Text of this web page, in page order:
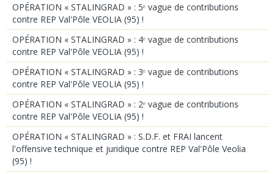
OPÉRATION « STALINGRAD » : 5ᵉ vague de contributions
contre REP Val'Pôle VEOLIA (95) !
OPÉRATION « STALINGRAD » : 4ᵉ vague de contributions
contre REP Val'Pôle VEOLIA (95) !
OPÉRATION « STALINGRAD » : 3ᵉ vague de contributions
contre REP Val'Pôle VEOLIA (95) !
OPÉRATION « STALINGRAD » : 2ᵉ vague de contributions
contre REP Val'Pôle VEOLIA (95) !
OPÉRATION « STALINGRAD » : S.D.F. et FRAI lancent
l'offensive technique et juridique contre REP Val'Pôle Veolia
(95) !